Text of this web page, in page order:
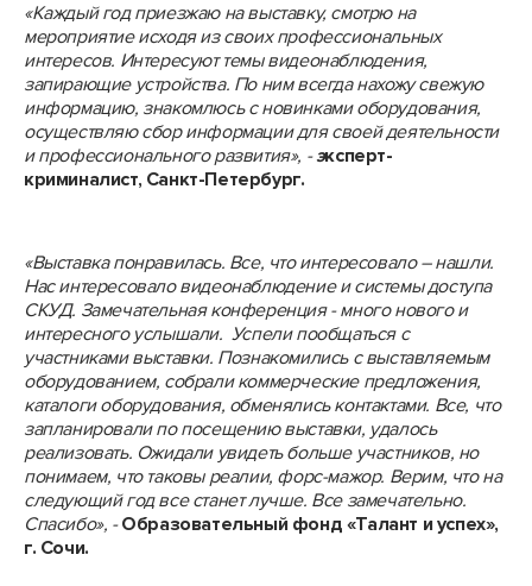
«Каждый год приезжаю на выставку, смотрю на
мероприятие исходя из своих профессиональных
интересов. Интересуют темы видеонаблюдения,
запирающие устройства. По ним всегда нахожу свежую
информацию, знакомлюсь с новинками оборудования,
осуществляю сбор информации для своей деятельности
и профессионального развития», -эксперт-
криминалист, Санкт-Петербург.
«Выставка понравилась. Все, что интересовало – нашли.
Нас интересовало видеонаблюдение и системы доступа
СКУД. Замечательная конференция - много нового и
интересного услышали. Успели пообщаться с
участниками выставки. Познакомились с выставляемым
оборудованием, собрали коммерческие предложения,
каталоги оборудования, обменялись контактами. Все, что
запланировали по посещению выставки, удалось
реализовать. Ожидали увидеть больше участников, но
понимаем, что таковы реалии, форс-мажор. Верим, что на
следующий год все станет лучше. Все замечательно.
Спасибо», - Образовательный фонд «Талант и успех»,
г. Сочи.